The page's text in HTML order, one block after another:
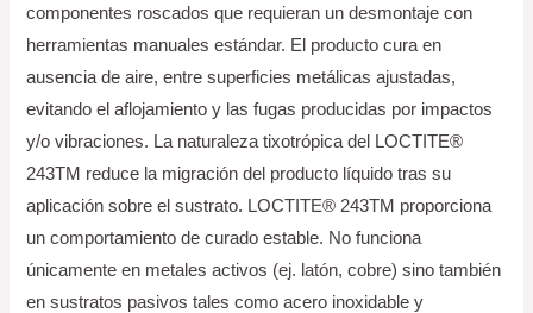
componentes roscados que requieran un desmontaje con
herramientas manuales estándar. El producto cura en
ausencia de aire, entre superficies metálicas ajustadas,
evitando el aflojamiento y las fugas producidas por impactos
y/o vibraciones. La naturaleza tixotrópica del LOCTITE®
243TM reduce la migración del producto líquido tras su
aplicación sobre el sustrato. LOCTITE® 243TM proporciona
un comportamiento de curado estable. No funciona
únicamente en metales activos (ej. latón, cobre) sino también
en sustratos pasivos tales como acero inoxidable y